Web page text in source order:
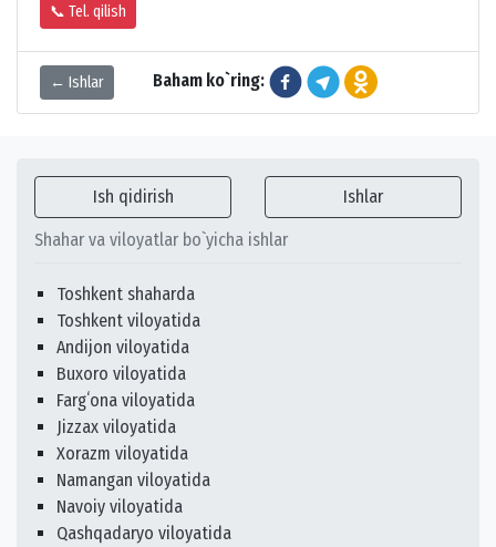
📞 Tel. qilish
← Ishlar Baham ko`ring:
Ish qidirish Ishlar
Shahar va viloyatlar bo`yicha ishlar
Toshkent shaharda
Toshkent viloyatida
Andijon viloyatida
Buxoro viloyatida
Fargʻona viloyatida
Jizzax viloyatida
Xorazm viloyatida
Namangan viloyatida
Navoiy viloyatida
Qashqadaryo viloyatida